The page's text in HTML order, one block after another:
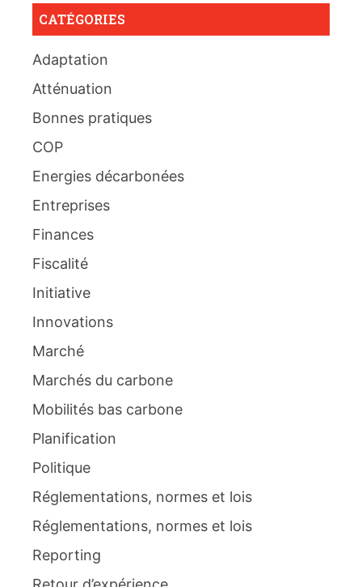
CATÉGORIES
Adaptation
Atténuation
Bonnes pratiques
COP
Energies décarbonées
Entreprises
Finances
Fiscalité
Initiative
Innovations
Marché
Marchés du carbone
Mobilités bas carbone
Planification
Politique
Réglementations, normes et lois
Réglementations, normes et lois
Reporting